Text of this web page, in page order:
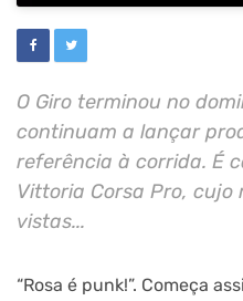
O Giro terminou no
continuam a lançar
referência à corrida. É
Vittoria Corsa Pro, cujo
vistas...
“Rosa é punk!”. Começa